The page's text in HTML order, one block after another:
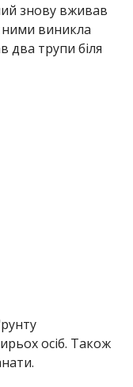
знову вживав
ними виникла
два трупи біля
осіб. Також